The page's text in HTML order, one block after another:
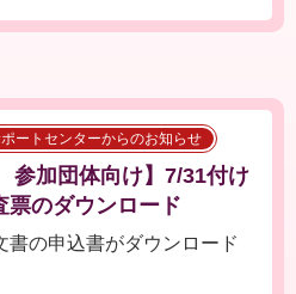
ートセンターからのお知らせ
参加団体向け】7/31付け
のダウンロード
書の申込書がダウンロード